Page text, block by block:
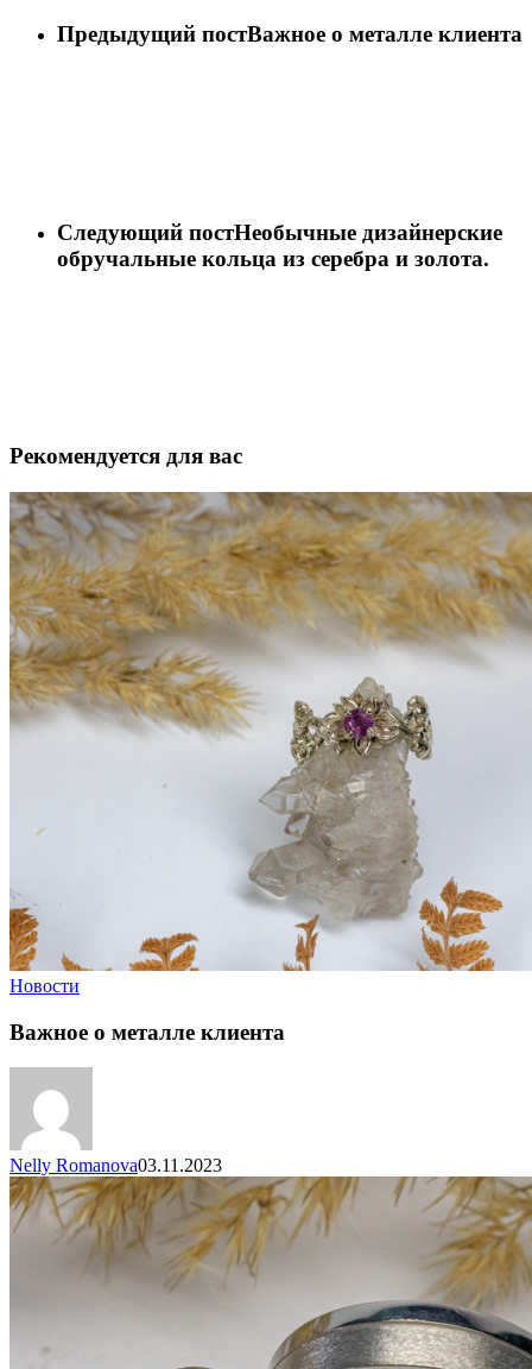
Предыдущий постВажное о металле клиента
Следующий постНеобычные дизайнерские
обручальные кольца из серебра и золота.
Рекомендуется для вас
Новости
Важное о металле клиента
Nelly Romanova03.11.2023